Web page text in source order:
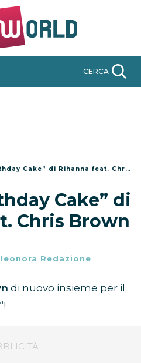
CERCA
Cake” di Rihanna feat. Chris Brown
Cake” di
Chris Brown
Redazione
di nuovo insieme per il
“!